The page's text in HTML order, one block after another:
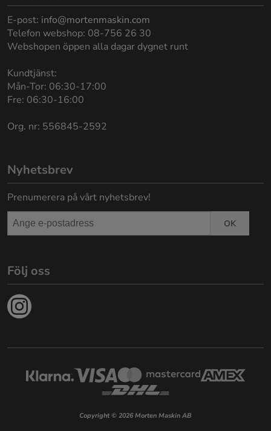
E-post: info@mortenmaskin.com
Telefon webshop: 08-756 26 30
Webshopen öppen alla dagar dygnet runt
Kundtjänst:
Mån-Tor: 06:30-17:00
Fre: 06:30-16:00
Org. nr: 556845-2592
Nyhetsbrev
Prenumerera på vårt nyhetsbrev!
OK
Följ oss
Copyright © 2026 Morten Maskin AB